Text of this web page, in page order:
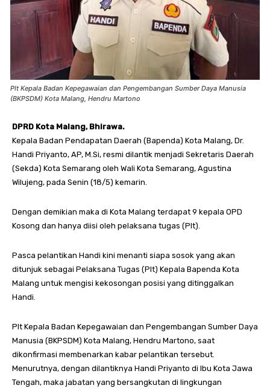
Plt Kepala Badan Kepegawaian dan Pengembangan Sumber Daya Manusia
(BKPSDM) Kota Malang, Hendru Martono
DPRD Kota Malang, Bhirawa.
Kepala Badan Pendapatan Daerah (Bapenda) Kota Malang, Dr.
Handi Priyanto, AP, M.Si, resmi dilantik menjadi Sekretaris Daerah
(Sekda) Kota Semarang oleh Wali Kota Semarang, Agustina
Wilujeng, pada Senin (18/5) kemarin.
Dengan demikian maka di Kota Malang terdapat 9 kepala OPD
Kosong dan hanya diisi oleh pelaksana tugas (Plt).
Pasca pelantikan Handi kini menanti siapa sosok yang akan
ditunjuk sebagai Pelaksana Tugas (Plt) Kepala Bapenda Kota
Malang untuk mengisi kekosongan posisi yang ditinggalkan
Handi.
Plt Kepala Badan Kepegawaian dan Pengembangan Sumber Daya
Manusia (BKPSDM) Kota Malang, Hendru Martono, saat
dikonfirmasi membenarkan kabar pelantikan tersebut.
Menurutnya, dengan dilantiknya Handi Priyanto di Ibu Kota Jawa
Tengah, maka jabatan yang bersangkutan di lingkungan